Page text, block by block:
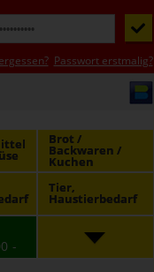
Passwort erstmalig?
Brot /
Backwaren /
Kuchen
Tier,
Haustierbedarf
-